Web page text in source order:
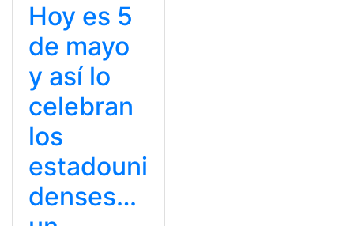
Hoy es 5
de mayo
y así lo
celebran
los
estadouni
denses…